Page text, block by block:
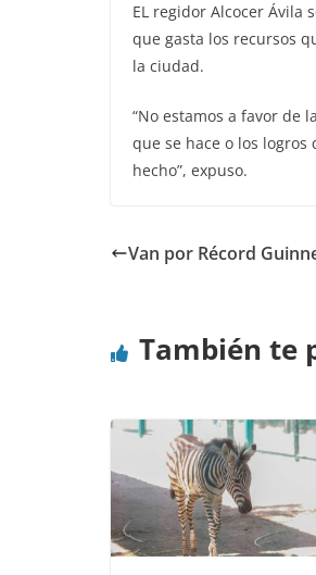
EL regidor Alcocer
que gasta los recursos
la ciudad.
“No estamos a favor de
que se hace o los
hecho”, expuso.
Van por Récord
También te